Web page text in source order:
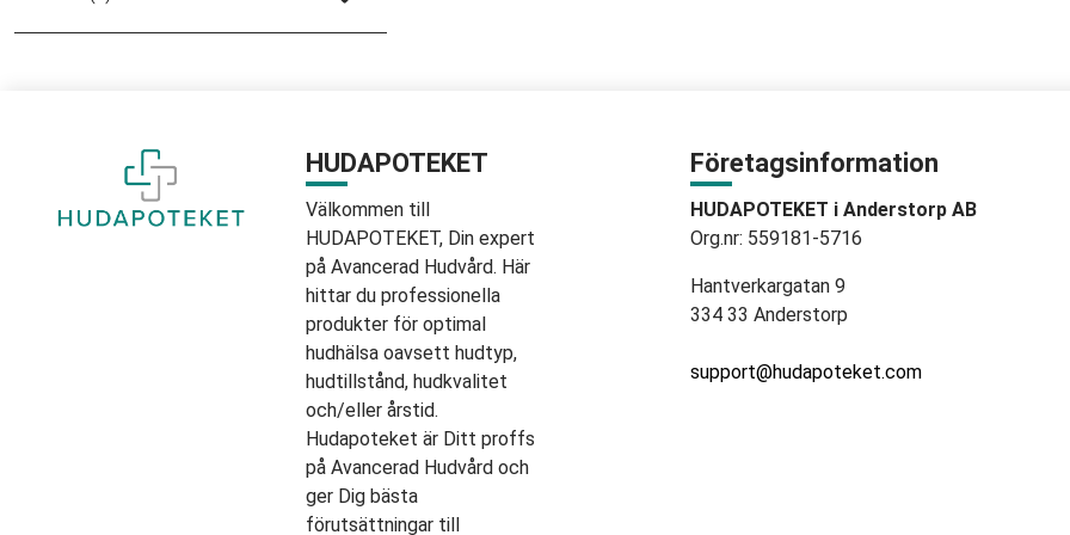
HUDAPOTEKET
Välkommen till
HUDAPOTEKET, Din expert
på Avancerad Hudvård. Här
hittar du professionella
produkter för optimal
hudhälsa oavsett hudtyp,
hudtillstånd, hudkvalitet
och/eller årstid.
Hudapoteket är Ditt proffs
på Avancerad Hudvård och
ger Dig bästa
förutsättningar till
Företagsinformation
HUDAPOTEKET i Anderstorp AB
Org.nr: 559181-5716
Hantverkargatan 9
334 33 Anderstorp
support@hudapoteket.com